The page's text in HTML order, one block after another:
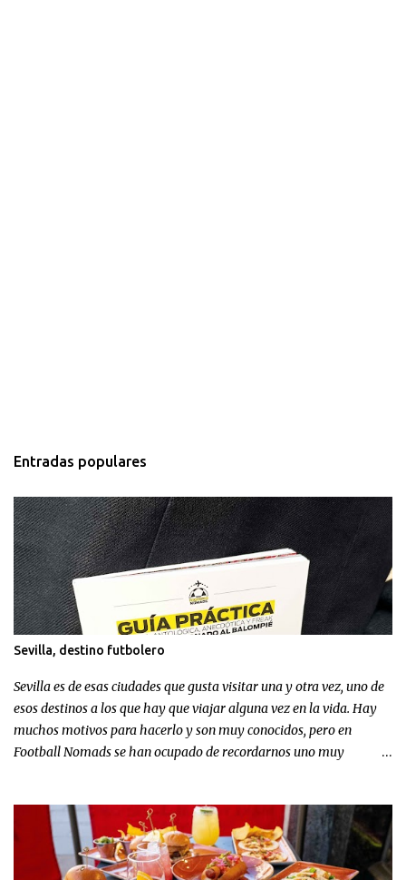
Entradas populares
Sevilla, destino futbolero
Sevilla es de esas ciudades que gusta visitar una y otra vez, uno de
esos destinos a los que hay que viajar alguna vez en la vida. Hay
muchos motivos para hacerlo y son muy conocidos, pero en
Football Nomads se han ocupado de recordarnos uno muy